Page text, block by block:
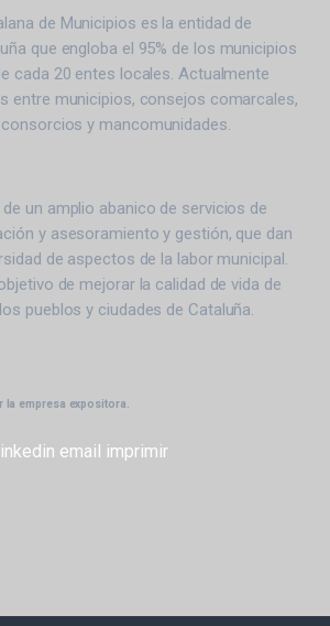
de Municipios es la entidad de
que engloba el 95% de los municipios
cada 20 entes locales. Actualmente
entre municipios, consejos comarcales,
consorcios y mancomunidades.
un amplio abanico de servicios de
y asesoramiento y gestión, que dan
de aspectos de la labor municipal.
de mejorar la calidad de vida de
pueblos y ciudades de Cataluña.
la empresa expositora.
email imprimir